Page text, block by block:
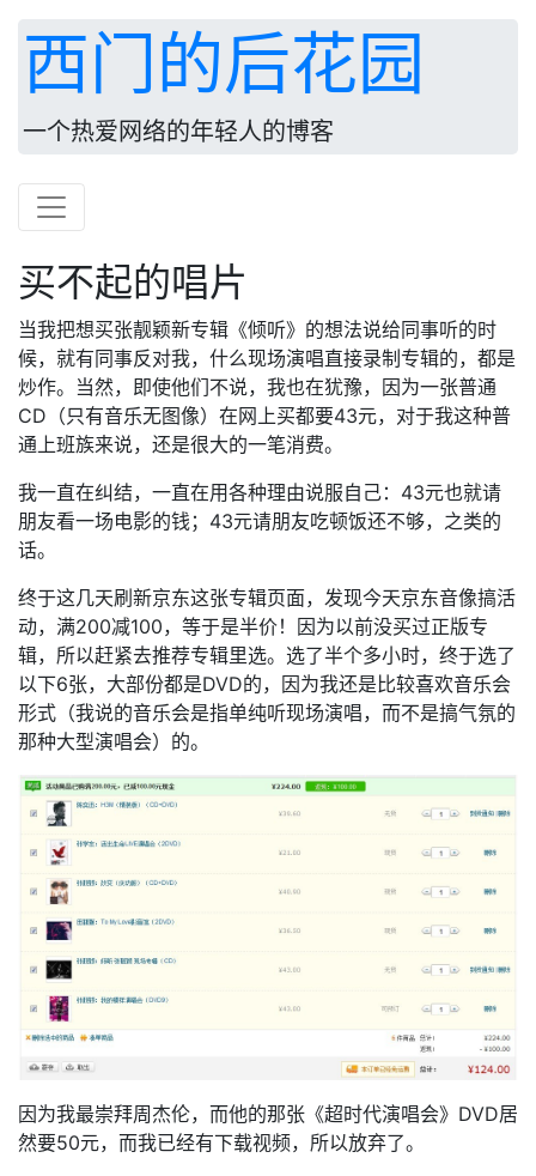
西门的后花园
一个热爱网络的年轻人的博客
买不起的唱片
当我把想买张靓颖新专辑《倾听》的想法说给同事听的时
候，就有同事反对我，什么现场演唱直接录制专辑的，都是
炒作。当然，即使他们不说，我也在犹豫，因为一张普通
CD（只有音乐无图像）在网上买都要43元，对于我这种普
通上班族来说，还是很大的一笔消费。
我一直在纠结，一直在用各种理由说服自己：43元也就请
朋友看一场电影的钱；43元请朋友吃顿饭还不够，之类的
话。
终于这几天刷新京东这张专辑页面，发现今天京东音像搞活
动，满200减100，等于是半价！因为以前没买过正版专
辑，所以赶紧去推荐专辑里选。选了半个多小时，终于选了
以下6张，大部份都是DVD的，因为我还是比较喜欢音乐会
形式（我说的音乐会是指单纯听现场演唱，而不是搞气氛的
那种大型演唱会）的。
因为我最崇拜周杰伦，而他的那张《超时代演唱会》DVD居
然要50元，而我已经有下载视频，所以放弃了。